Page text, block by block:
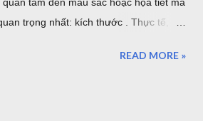
trọng nhất: kích thước . Thực tế,
quá lớn có thể làm không gian trở
READ MORE »